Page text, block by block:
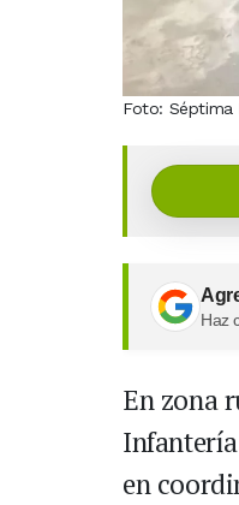
Foto: Séptima
Haz
En zona
en